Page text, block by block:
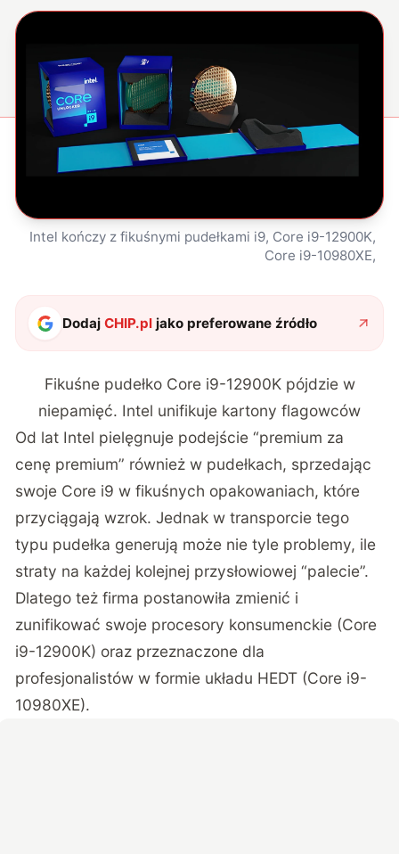
Intel kończy z fikuśnymi pudełkami i9, Core i9-12900K,
Core i9-10980XE,
DodajCHIP.pl jako preferowane źródło
Fikuśne pudełko Core i9-12900K pójdzie w
niepamięć. Intel unifikuje kartony flagowców
Od lat Intel pielęgnuje podejście “premium za
cenę premium” również w pudełkach, sprzedając
swoje Core i9 w fikuśnych opakowaniach, które
przyciągają wzrok. Jednak w transporcie tego
typu pudełka generują może nie tyle problemy, ile
straty na każdej kolejnej przysłowiowej “palecie”.
Dlatego też firma postanowiła zmienić i
zunifikować swoje procesory konsumenckie (Core
i9-12900K) oraz przeznaczone dla
profesjonalistów w formie układu HEDT (Core i9-
10980XE).